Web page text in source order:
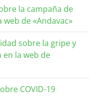
la campaña de
web de «Andavac»
sobre la gripe y
en la web de
COVID-19